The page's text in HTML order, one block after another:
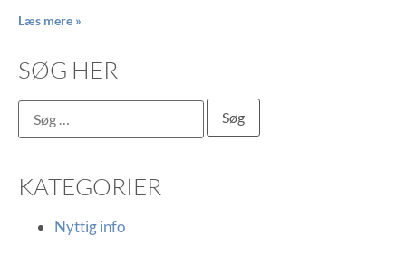
Læs mere »
SØG HER
KATEGORIER
Nyttig info